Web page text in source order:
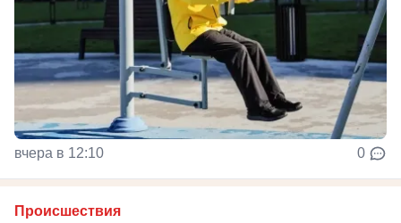
вчера в 12:10 0
Происшествия